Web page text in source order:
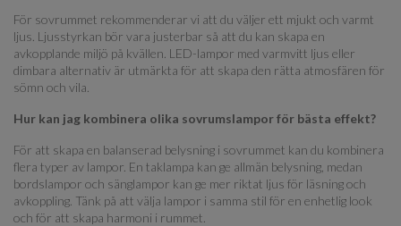
För sovrummet rekommenderar vi att du väljer ett mjukt och varmt
ljus. Ljusstyrkan bör vara justerbar så att du kan skapa en
avkopplande miljö på kvällen. LED-lampor med varmvitt ljus eller
dimbara alternativ är utmärkta för att skapa den rätta atmosfären för
sömn och vila.
Hur kan jag kombinera olika sovrumslampor för bästa effekt?
För att skapa en balanserad belysning i sovrummet kan du kombinera
flera typer av lampor. En taklampa kan ge allmän belysning, medan
bordslampor och sänglampor kan ge mer riktat ljus för läsning och
avkoppling. Tänk på att välja lampor i samma stil för en enhetlig look
och för att skapa harmoni i rummet.